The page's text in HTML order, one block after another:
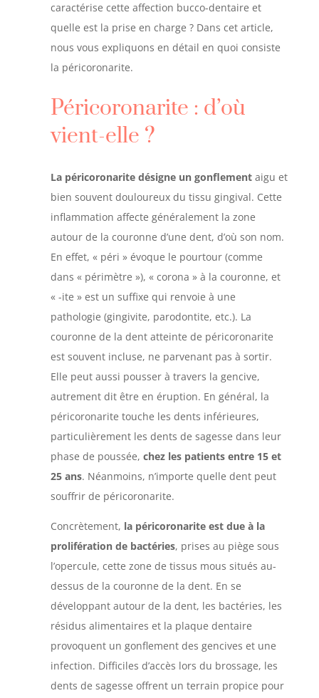
caractérise cette affection bucco-dentaire et
quelle est la prise en charge ? Dans cet article,
nous vous expliquons en détail en quoi consiste
la péricoronarite.
Péricoronarite : d’où
vient-elle ?
La péricoronarite désigne un gonflementaigu et
bien souvent douloureux du tissu gingival. Cette
inflammation affecte généralement la zone
autour de la couronne d’une dent, d’où son nom.
En effet, « péri » évoque le pourtour (comme
dans « périmètre »), « corona » à la couronne, et
« -ite » est un suffixe qui renvoie à une
pathologie (gingivite, parodontite, etc.). La
couronne de la dent atteinte de péricoronarite
est souvent incluse, ne parvenant pas à sortir.
Elle peut aussi pousser à travers la gencive,
autrement dit être en éruption. En général, la
péricoronarite touche les dents inférieures,
particulièrement les dents de sagesse dans leur
phase de poussée, chez les patients entre 15 et
25 ans. Néanmoins, n’importe quelle dent peut
souffrir de péricoronarite.
Concrètement, la péricoronarite est due à la
prolifération de bactéries, prises au piège sous
l’opercule, cette zone de tissus mous situés au-
dessus de la couronne de la dent. En se
développant autour de la dent, les bactéries, les
résidus alimentaires et la plaque dentaire
provoquent un gonflement des gencives et une
infection. Difficiles d’accès lors du brossage, les
dents de sagesse offrent un terrain propice pour